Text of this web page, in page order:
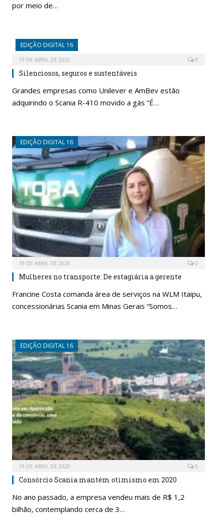
por meio de…
EDIÇÃO DIGITAL 16
19 DE ABRIL DE 2020 0
Silenciosos, seguros e sustentáveis
Grandes empresas como Unilever e AmBev estão
adquirindo o Scania R-410 movido a gás “É…
EDIÇÃO DIGITAL 16
19 DE ABRIL DE 2020 0
Mulheres no transporte: De estagiária a gerente
Francine Costa comanda área de serviços na WLM Itaipu,
concessionárias Scania em Minas Gerais “Somos…
EDIÇÃO DIGITAL 16
19 DE ABRIL DE 2020 0
Consórcio Scania mantém otimismo em 2020
No ano passado, a empresa vendeu mais de R$ 1,2
bilhão, contemplando cerca de 3…